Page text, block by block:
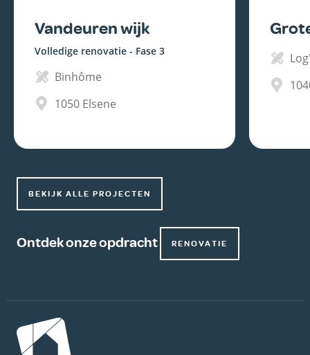
Vandeuren wijk
Volledige renovatie - Fase 3
Binhôme
1050 Elsene
BEKIJK ALLE PROJECTEN
Ontdek onze opdracht RENOVATIE
Afbeelding